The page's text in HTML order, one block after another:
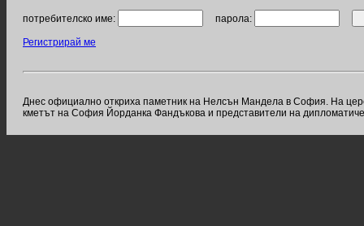
потребителско име: парола:
Регистрирай ме
Днес официално откриха паметник на Нелсън Мандела в София. На
кметът на София Йорданка Фандъкова и представители на